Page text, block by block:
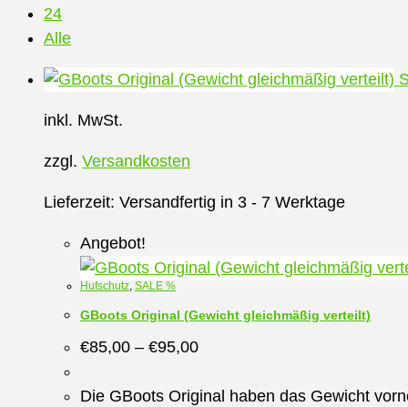
24
Alle
inkl. MwSt.
zzgl. Versandkosten
Lieferzeit: Versandfertig in 3 - 7 Werktage
Angebot!
Hufschutz, SALE %
GBoots Original (Gewicht gleichmäßig verteilt)
€85,00 – €95,00
Die GBoots Original haben das Gewicht